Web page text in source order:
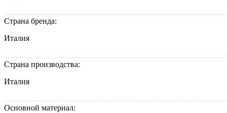
Страна бренда:
Италия
Страна производства:
Италия
Основной материал: